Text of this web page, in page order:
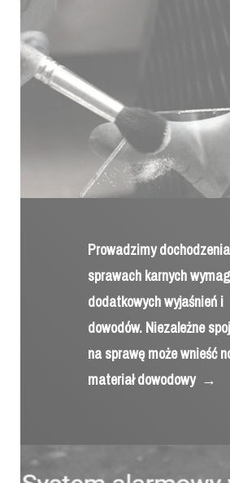
Prowadzimy
sprawach karnych
dodatkowych wyjaśnień i
dowodów. Niezależne
na sprawę może wnieść
materiał dowodowy →